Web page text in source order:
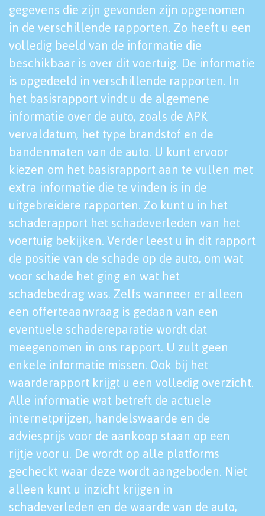
gegevens die zijn gevonden zijn opgenomen
in de verschillende rapporten. Zo heeft u een
volledig beeld van de informatie die
beschikbaar is over dit voertuig. De informatie
is opgedeeld in verschillende rapporten. In
het basisrapport vindt u de algemene
informatie over de auto, zoals de APK
vervaldatum, het type brandstof en de
bandenmaten van de auto. U kunt ervoor
kiezen om het basisrapport aan te vullen met
extra informatie die te vinden is in de
uitgebreidere rapporten. Zo kunt u in het
schaderapport het schadeverleden van het
voertuig bekijken. Verder leest u in dit rapport
de positie van de schade op de auto, om wat
voor schade het ging en wat het
schadebedrag was. Zelfs wanneer er alleen
een offerteaanvraag is gedaan van een
eventuele schadereparatie wordt dat
meegenomen in ons rapport. U zult geen
enkele informatie missen. Ook bij het
waarderapport krijgt u een volledig overzicht.
Alle informatie wat betreft de actuele
internetprijzen, handelswaarde en de
adviesprijs voor de aankoop staan op een
rijtje voor u. De wordt op alle platforms
gecheckt waar deze wordt aangeboden. Niet
alleen kunt u inzicht krijgen in
schadeverleden en de waarde van de auto,